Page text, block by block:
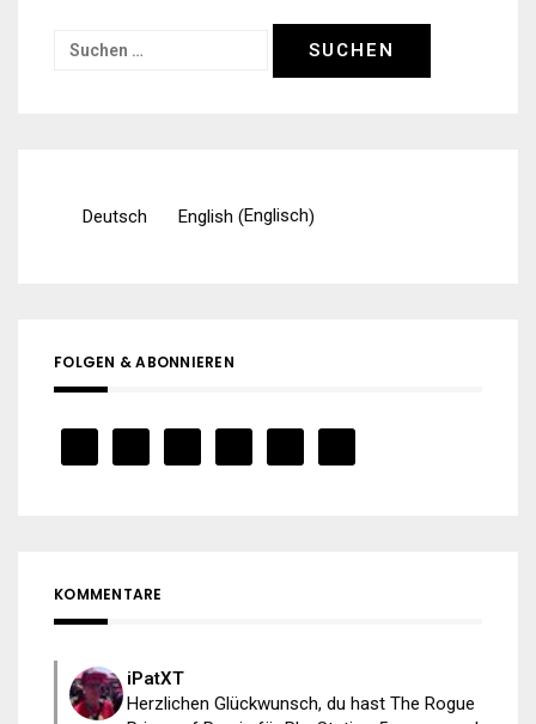
Suchen
Deutsch English (Englisch)
FOLGEN & ABONNIEREN
KOMMENTARE
iPatXT
Herzlichen Glückwunsch, du hast The Rogue